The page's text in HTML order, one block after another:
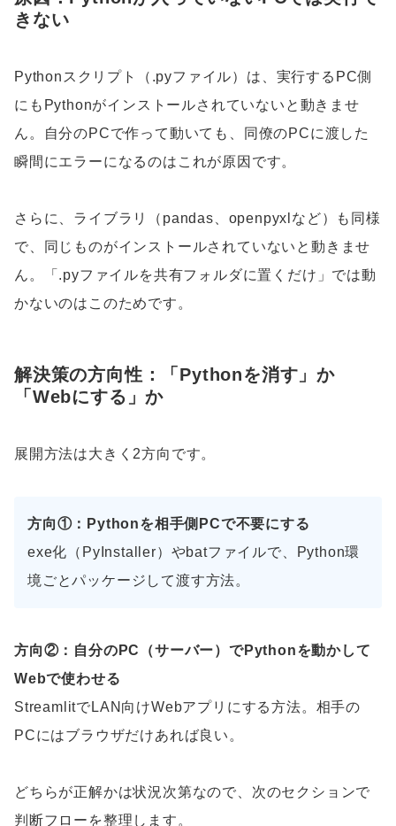
きない
Pythonスクリプト（.pyファイル）は、実行するPC側
にもPythonがインストールされていないと動きませ
ん。自分のPCで作って動いても、同僚のPCに渡した
瞬間にエラーになるのはこれが原因です。
さらに、ライブラリ（pandas、openpyxlなど）も同様
で、同じものがインストールされていないと動きませ
ん。「.pyファイルを共有フォルダに置くだけ」では動
かないのはこのためです。
解決策の方向性：「Pythonを消す」か
「Webにする」か
展開方法は大きく2方向です。
方向①：Pythonを相手側PCで不要にする
exe化（PyInstaller）やbatファイルで、Python環
境ごとパッケージして渡す方法。
方向②：自分のPC（サーバー）でPythonを動かして
Webで使わせる
StreamlitでLAN向けWebアプリにする方法。相手の
PCにはブラウザだけあれば良い。
どちらが正解かは状況次第なので、次のセクションで
判断フローを整理します。